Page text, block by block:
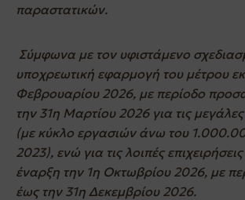
παραστατικών.
Σύμφωνα με τον υφιστάμενο
υποχρεωτική εφαρμογή του μέτρου
Φεβρουαρίου 2026, με περίοδο
την 31η Μαρτίου 2026 για τις μεγάλες
(με κύκλο εργασιών άνω του
2023), ενώ για τις λοιπές
έναρξη την 1η Οκτωβρίου 2026, με
έως την 31η Δεκεμβρίου 2026.